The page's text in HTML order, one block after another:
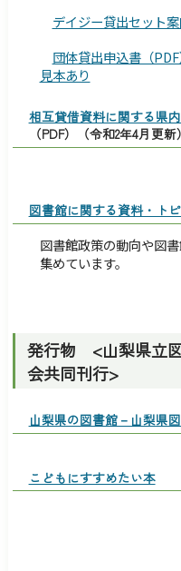
デイジー貸出セット
団体貸出申込書（PDF
見本あり
相互貸借資料に関する県
（PDF）（令和2年4月更新）
図書館に関する資料・ト
図書館政策の動向や図
集めています。
発行物 <山梨県立
会共同刊行>
山梨県の図書館－山梨県
こどもにすすめたい本